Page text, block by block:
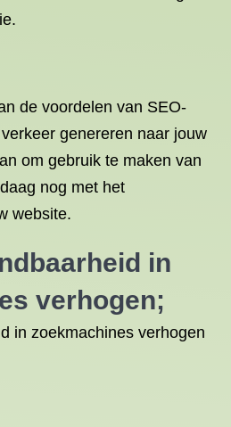
de voordelen van SEO-
genereren naar jouw
om gebruik te maken van
nog met het
website.
in
verhogen;
in zoekmachines verhogen